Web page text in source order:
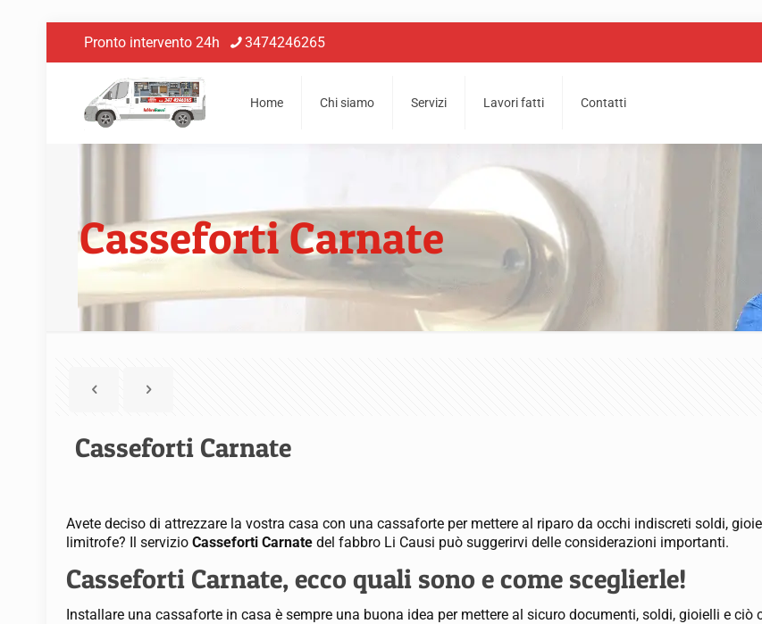
Pronto intervento 24h 3474246265
Home Chi siamo Servizi Lavori fatti Contatti
Casseforti Carnate
Casseforti Carnate
Avete deciso di attrezzare la vostra casa con una cassaforte per mettere al riparo da occhi indiscreti soldi,
limitrofe? Il servizioCasseforti Carnate del fabbro Li Causi può suggerirvi delle considerazioni importanti.
Casseforti Carnate, ecco quali sono e come sceglierle!
Installare una cassaforte in casa è sempre una buona idea per mettere al sicuro documenti, soldi, gioielli e